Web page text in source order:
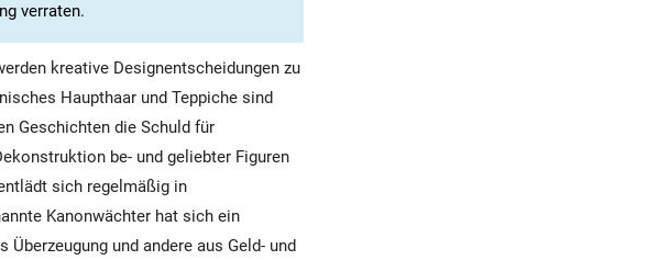
verraten.
kreative Designentscheidungen zu
Haupthaar und Teppiche sind
Geschichten die Schuld für
be- und geliebter Figuren
sich regelmäßig in
Kanonwächter hat sich ein
und andere aus Geld- und